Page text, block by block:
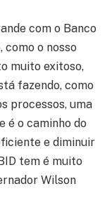
com o Banco
como o nosso
muito exitoso,
fazendo, como
processos, uma
é o caminho do
e diminuir
tem é muito
Wilson